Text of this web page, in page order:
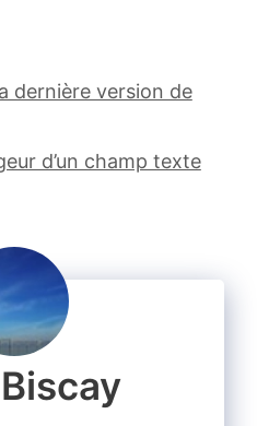
dernière version de
d’un champ texte